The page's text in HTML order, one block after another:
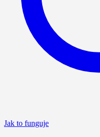
Jak to funguje